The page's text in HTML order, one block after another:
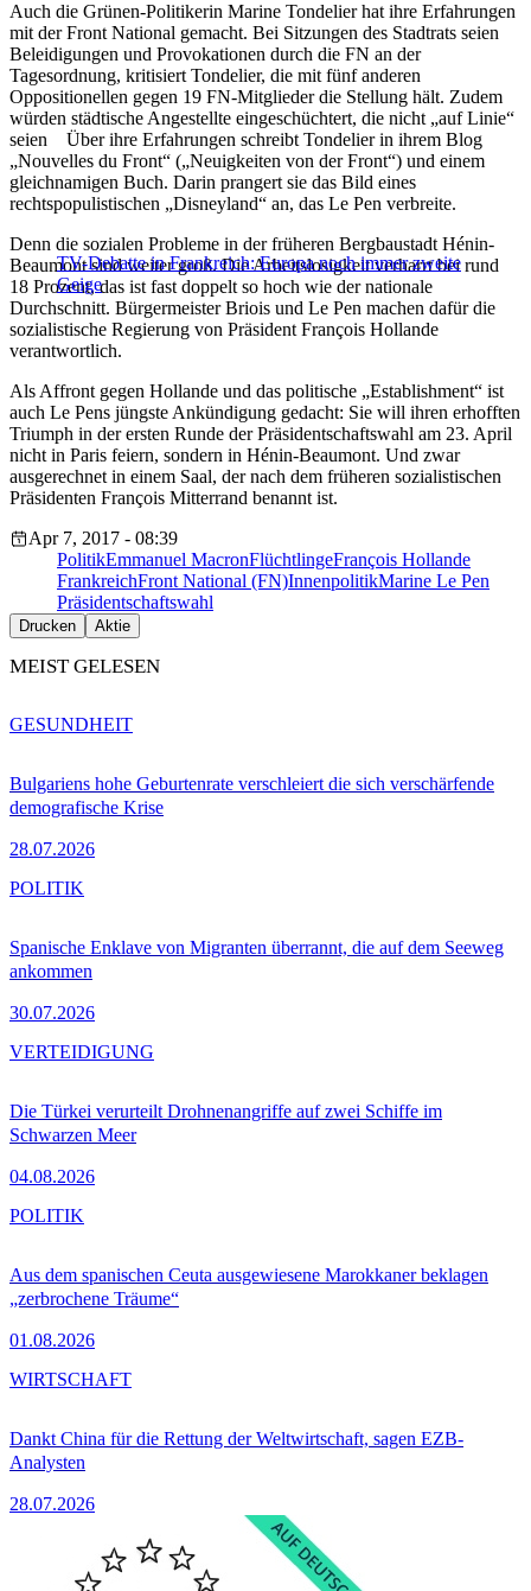
Auch die Grünen-Politikerin Marine Tondelier hat ihre Erfahrungen
mit der Front National gemacht. Bei Sitzungen des Stadtrats seien
Beleidigungen und Provokationen durch die FN an der
Tagesordnung, kritisiert Tondelier, die mit fünf anderen
Oppositionellen gegen 19 FN-Mitglieder die Stellung hält. Zudem
würden städtische Angestellte eingeschüchtert, die nicht „auf Linie“
seien Über ihre Erfahrungen schreibt Tondelier in ihrem Blog
„Nouvelles du Front“ („Neuigkeiten von der Front“) und einem
gleichnamigen Buch. Darin prangert sie das Bild eines
rechtspopulistischen „Disneyland“ an, das Le Pen verbreite.
TV-Debatte in Frankreich: Europa noch immer zweite
Geige
Denn die sozialen Probleme in der früheren Bergbaustadt Hénin-
Beaumont sind weiter groß. Die Arbeitslosigkeit verharrt bei rund
18 Prozent, das ist fast doppelt so hoch wie der nationale
Durchschnitt. Bürgermeister Briois und Le Pen machen dafür die
sozialistische Regierung von Präsident François Hollande
verantwortlich.
Als Affront gegen Hollande und das politische „Establishment“ ist
auch Le Pens jüngste Ankündigung gedacht: Sie will ihren erhofften
Triumph in der ersten Runde der Präsidentschaftswahl am 23. April
nicht in Paris feiern, sondern in Hénin-Beaumont. Und zwar
ausgerechnet in einem Saal, der nach dem früheren sozialistischen
Präsidenten François Mitterrand benannt ist.
Apr 7, 2017 - 08:39
PolitikEmmanuel MacronFlüchtlingeFrançois Hollande
FrankreichFront National (FN)InnenpolitikMarine Le Pen
Präsidentschaftswahl
Drucken Aktie
MEIST GELESEN
Bulgariens hohe Geburtenrate verschleiert die sich verschärfende
demografische Krise
28.07.2026
GESUNDHEIT
Spanische Enklave von Migranten überrannt, die auf dem Seeweg
ankommen
30.07.2026
POLITIK
Die Türkei verurteilt Drohnenangriffe auf zwei Schiffe im
Schwarzen Meer
04.08.2026
VERTEIDIGUNG
Aus dem spanischen Ceuta ausgewiesene Marokkaner beklagen
„zerbrochene Träume“
01.08.2026
POLITIK
Dankt China für die Rettung der Weltwirtschaft, sagen EZB-
Analysten
28.07.2026
WIRTSCHAFT